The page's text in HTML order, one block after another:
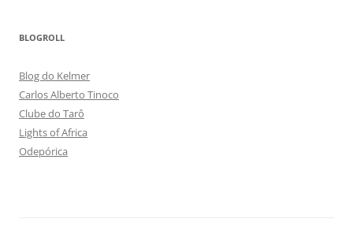
BLOGROLL
Blog do Kelmer
Carlos Alberto Tinoco
Clube do Tarô
Lights of Africa
Odepórica